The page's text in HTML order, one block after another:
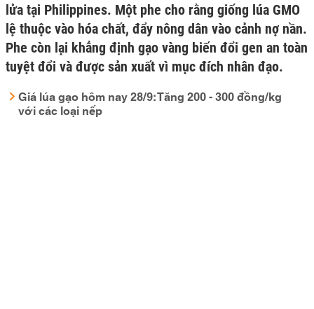
lửa tại Philippines. Một phe cho rằng giống lúa GMO
lệ thuộc vào hóa chất, đẩy nông dân vào cảnh nợ nần.
Phe còn lại khẳng định gạo vàng biến đổi gen an toàn
tuyệt đổi và được sản xuất vì mục đích nhân đạo.
Giá lúa gạo hôm nay 28/9: Tăng 200 - 300 đồng/kg
với các loại nếp